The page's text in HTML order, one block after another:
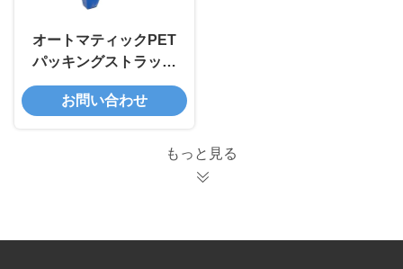
オートマティックPET
パッキングストラップ
ロールストラッピング
バンド巻き機
お問い合わせ
もっと見る